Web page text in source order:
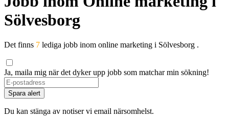
Sölvesborg
Det finns 7 lediga jobb inom online marketing i Sölvesborg .
Ja, maila mig när det dyker upp jobb som matchar min sökning!
If
you
are
a
Spara alert
Du kan stänga av notiser vi email närsomhelst.